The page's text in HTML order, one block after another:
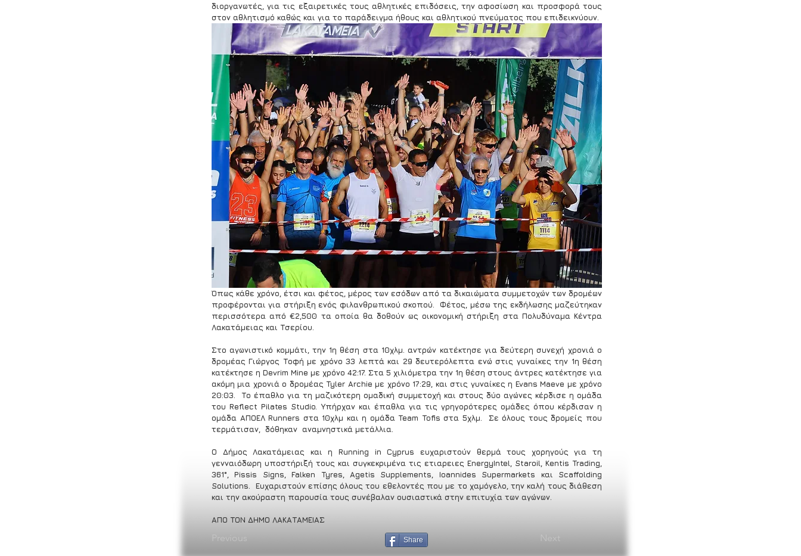
διοργανωτές, για τις εξαιρετικές τους αθλητικές επιδόσεις, την αφοσίωση και προσφορά τους
στον αθλητισμό καθώς και για το παράδειγμα ήθους και αθλητικού πνεύματος που επιδεικνύουν.
Όπως κάθε χρόνο, έτσι και φέτος, μέρος των εσόδων από τα δικαιώματα συμμετοχών των δρομέων
προφέρονται για στήριξη ενός φιλανθρωπικού σκοπού.  Φέτος, μέσω της εκδήλωσης μαζεύτηκαν
περισσότερα από €2,500 τα οποία θα δοθούν ως οικονομική στήριξη στα Πολυδύναμα Κέντρα
Λακατάμειας και Τσερίου.
Στο αγωνιστικό κομμάτι, την 1η θέση στα 10χλμ. αντρών κατέκτησε για δεύτερη συνεχή χρονιά ο
δρομέας Γιώργος Τοφή με χρόνο 33 λεπτά και 29 δευτερόλεπτα ενώ στις γυναίκες την 1η θέση
κατέκτησε η Devrim Mine με χρόνο 42:17. Στα 5 χιλιόμετρα την 1η θέση στους άντρες κατέκτησε για
ακόμη μια χρονιά ο δρομέας Tyler Archie με χρόνο 17:29, και στις γυναίκες η Evans Maeve με χρόνο
20:03.  Το έπαθλο για τη μαζικότερη ομαδική συμμετοχή και στους δύο αγώνες κέρδισε η ομάδα
του Reflect Pilates Studio. Υπήρχαν και έπαθλα για τις γρηγορότερες ομάδες όπου κέρδισαν η
ομάδα ΑΠΟΕΛ Runners στα 10χλμ και η ομάδα Team Tofis στα 5χλμ.  Σε όλους τους δρομείς που
τερμάτισαν,  δόθηκαν  αναμνηστικά μετάλλια.
Ο Δήμος Λακατάμειας και η Running in Cyprus ευχαριστούν θερμά τους χορηγούς για τη
γενναιόδωρη υποστήριξή τους και συγκεκριμένα τις ετιαρειες EnergyIntel, Staroil, Kentis Trading,
361°, Pissis Signs, Falken Tyres, Agetis Supplements, Ioannides Supermarkets και Scaffolding
Solutions.  Ευχαριστούν επίσης όλους του εθελοντές που με το χαμόγελο, την καλή τους διάθεση
και την ακούραστη παρουσία τους συνέβαλαν ουσιαστικά στην επιτυχία των αγώνων.
ΑΠΟ ΤΟΝ ΔΗΜΟ ΛΑΚΑΤΑΜΕΙΑΣ
Previous Share Next